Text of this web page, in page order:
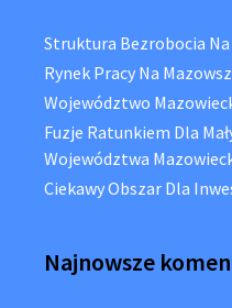
Struktura Bezrobocia Na
Rynek Pracy Na
Województwo
Fuzje Ratunkiem Dla
Województwa
Ciekawy Obszar Dla
Najnowsze